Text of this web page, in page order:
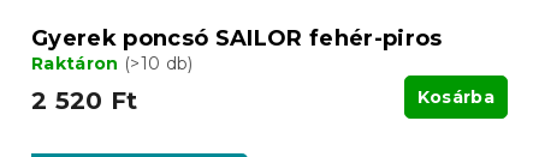
Gyerek poncsó SAILOR fehér-piros
Raktáron (>10 db)
2 520 Ft Kosárba